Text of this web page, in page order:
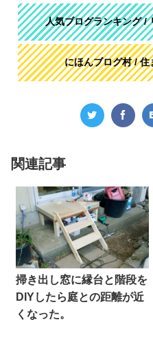
人気ブログランキング /
にほんブログ村 / 住
関連記事
掃き出し窓に縁台と階段を
DIYしたら庭との距離が近
くなった。